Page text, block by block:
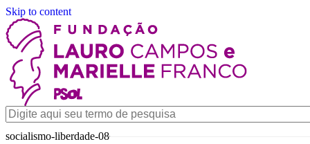
Skip to content
socialismo-liberdade-08